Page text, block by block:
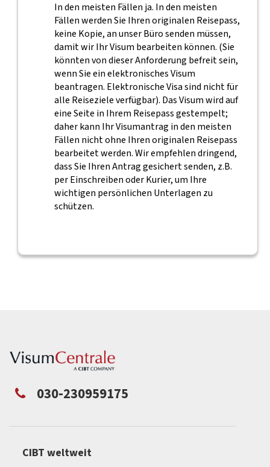
In den meisten Fällen ja. In den meisten
Fällen werden Sie Ihren originalen Reisepass,
keine Kopie, an unser Büro senden müssen,
damit wir Ihr Visum bearbeiten können. (Sie
könnten von dieser Anforderung befreit sein,
wenn Sie ein elektronisches Visum
beantragen. Elektronische Visa sind nicht für
alle Reiseziele verfügbar). Das Visum wird auf
eine Seite in Ihrem Reisepass gestempelt;
daher kann Ihr Visumantrag in den meisten
Fällen nicht ohne Ihren originalen Reisepass
bearbeitet werden. Wir empfehlen dringend,
dass Sie Ihren Antrag gesichert senden, z.B.
per Einschreiben oder Kurier, um Ihre
wichtigen persönlichen Unterlagen zu
schützen.
030-230959175
CIBT weltweit